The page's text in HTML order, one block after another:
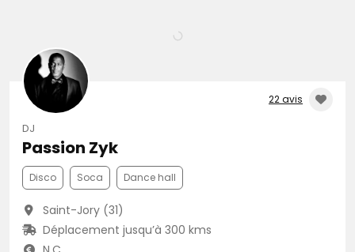
22 avis
DJ
Passion Zyk
Disco Soca Dance hall
Saint-Jory (31)
Déplacement jusqu’à 300 kms